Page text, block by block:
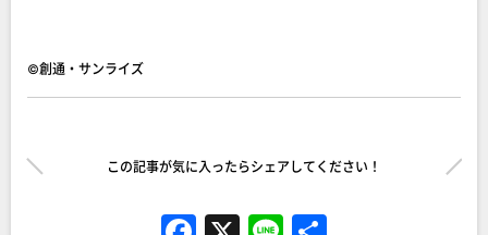
©創通・サンライズ
この記事が気に入ったらシェアしてください！